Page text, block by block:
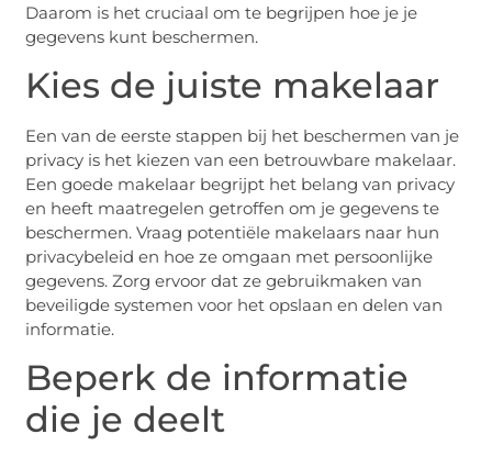
Daarom is het cruciaal om te begrijpen hoe je je
gegevens kunt beschermen.
Kies de juiste makelaar
Een van de eerste stappen bij het beschermen van je
privacy is het kiezen van een betrouwbare makelaar.
Een goede makelaar begrijpt het belang van privacy
en heeft maatregelen getroffen om je gegevens te
beschermen. Vraag potentiële makelaars naar hun
privacybeleid en hoe ze omgaan met persoonlijke
gegevens. Zorg ervoor dat ze gebruikmaken van
beveiligde systemen voor het opslaan en delen van
informatie.
Beperk de informatie
die je deelt